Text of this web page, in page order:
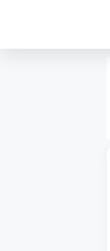
isi